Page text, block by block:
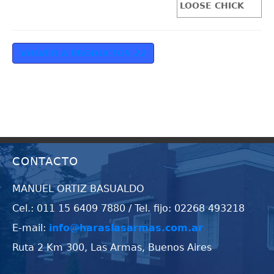
LOOSE CHICK
VOLVER A PRODUCTOS 22
CONTACTO
MANUEL ORTIZ BASUALDO
Cel.: 011 15 6409 7880 / Tel. fijo: 02268 493218
E-mail: info@haraslasarmas.com.ar
Ruta 2 Km 300, Las Armas, Buenos Aires